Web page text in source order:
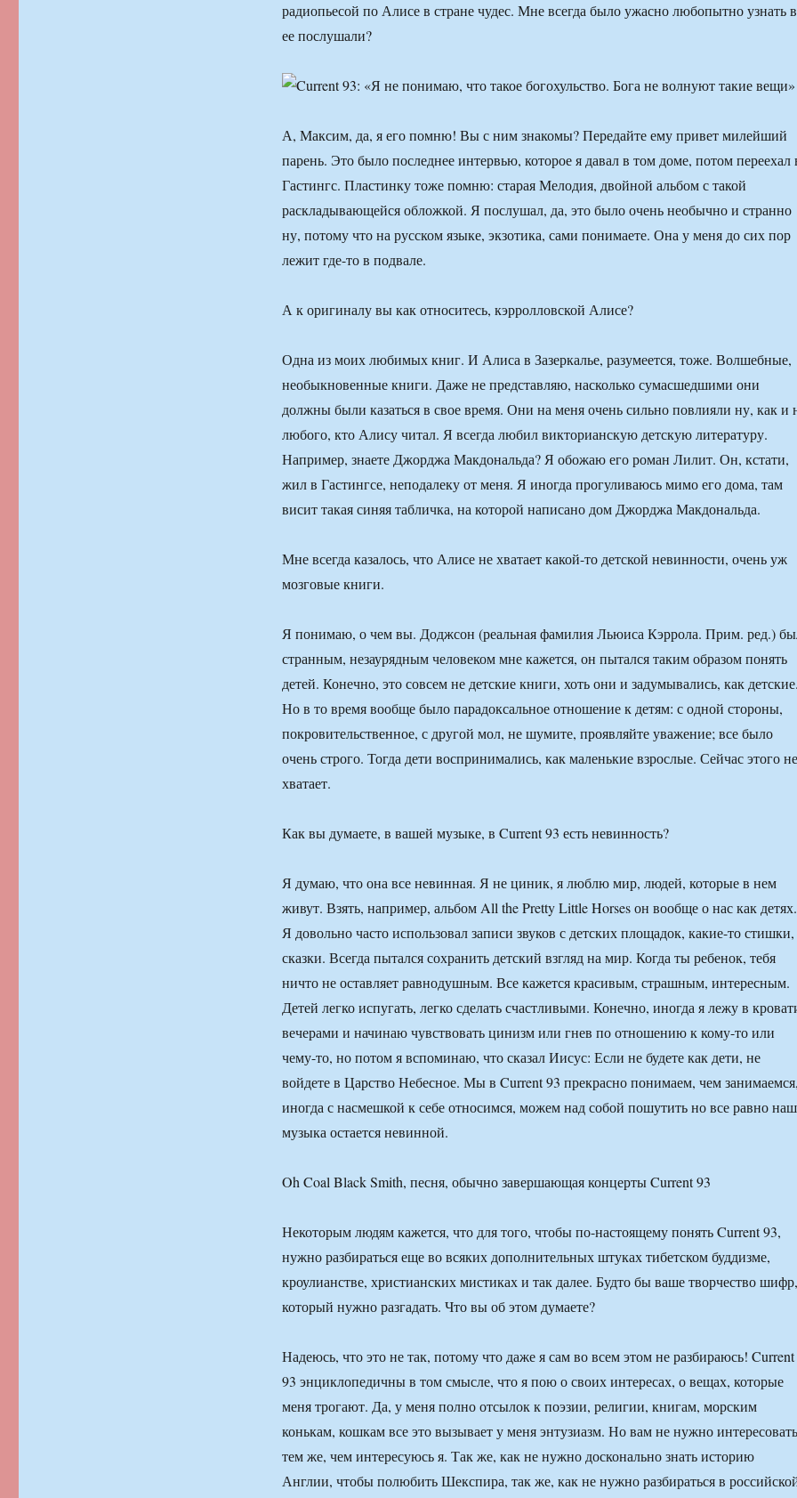
радиопьесой по Алисе в стране чудес. Мне всегда было ужасно любопытно узнать
ее послушали?
А, Максим, да, я его помню! Вы с ним знакомы? Передайте ему привет милейший
парень. Это было последнее интервью, которое я давал в том доме, потом переехал
Гастингс. Пластинку тоже помню: старая Мелодия, двойной альбом с такой
раскладывающейся обложкой. Я послушал, да, это было очень необычно и странно
ну, потому что на русском языке, экзотика, сами понимаете. Она у меня до сих пор
лежит где-то в подвале.
А к оригиналу вы как относитесь, кэрролловской Алисе?
Одна из моих любимых книг. И Алиса в Зазеркалье, разумеется, тоже. Волшебные,
необыкновенные книги. Даже не представляю, насколько сумасшедшими они
должны были казаться в свое время. Они на меня очень сильно повлияли ну, как и
любого, кто Алису читал. Я всегда любил викторианскую детскую литературу.
Например, знаете Джорджа Макдональда? Я обожаю его роман Лилит. Он, кстати,
жил в Гастингсе, неподалеку от меня. Я иногда прогуливаюсь мимо его дома, там
висит такая синяя табличка, на которой написано дом Джорджа Макдональда.
Мне всегда казалось, что Алисе не хватает какой-то детской невинности, очень уж
мозговые книги.
Я понимаю, о чем вы. Доджсон (реальная фамилия Льюиса Кэррола. Прим. ред.)
странным, незаурядным человеком мне кажется, он пытался таким образом понять
детей. Конечно, это совсем не детские книги, хоть они и задумывались, как детские.
Но в то время вообще было парадоксальное отношение к детям: с одной стороны,
покровительственное, с другой мол, не шумите, проявляйте уважение; все было
очень строго. Тогда дети воспринимались, как маленькие взрослые. Сейчас этого не
хватает.
Как вы думаете, в вашей музыке, в Current 93 есть невинность?
Я думаю, что она все невинная. Я не циник, я люблю мир, людей, которые в нем
живут. Взять, например, альбом All the Pretty Little Horses он вообще о нас как детях.
Я довольно часто использовал записи звуков с детских площадок, какие-то стишки,
сказки. Всегда пытался сохранить детский взгляд на мир. Когда ты ребенок, тебя
ничто не оставляет равнодушным. Все кажется красивым, страшным, интересным.
Детей легко испугать, легко сделать счастливыми. Конечно, иногда я лежу в
вечерами и начинаю чувствовать цинизм или гнев по отношению к кому-то или
чему-то, но потом я вспоминаю, что сказал Иисус: Если не будете как дети, не
войдете в Царство Небесное. Мы в Current 93 прекрасно понимаем, чем занимаемся,
иногда с насмешкой к себе относимся, можем над собой пошутить но все равно
музыка остается невинной.
Oh Coal Black Smith, песня, обычно завершающая концерты Current 93
Некоторым людям кажется, что для того, чтобы по-настоящему понять Current 93,
нужно разбираться еще во всяких дополнительных штуках тибетском буддизме,
кроулианстве, христианских мистиках и так далее. Будто бы ваше творчество шифр,
который нужно разгадать. Что вы об этом думаете?
Надеюсь, что это не так, потому что даже я сам во всем этом не разбираюсь! Current
93 энциклопедичны в том смысле, что я пою о своих интересах, о вещах, которые
меня трогают. Да, у меня полно отсылок к поэзии, религии, книгам, морским
конькам, кошкам все это вызывает у меня энтузиазм. Но вам не нужно интересовать
тем же, чем интересуюсь я. Так же, как не нужно досконально знать историю
Англии, чтобы полюбить Шекспира, так же, как не нужно разбираться в